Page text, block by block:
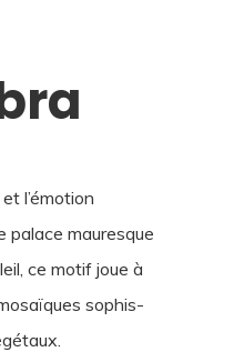
l’émotion
palace mauresque
ce motif joue à
sophis­